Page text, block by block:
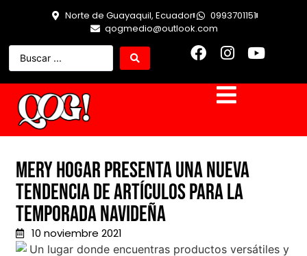
Norte de Guayaquil, Ecuador
0993701151
qogmedio@outlook.com
Mery Hogar presenta una nueva
tendencia de artículos para la
temporada navideña
10 noviembre 2021